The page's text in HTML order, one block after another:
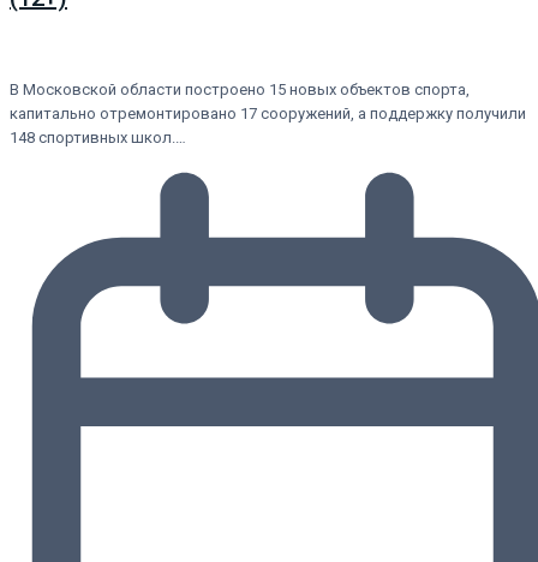
В Московской области построено 15 новых объектов спорта,
капитально отремонтировано 17 сооружений, а поддержку получили
148 спортивных школ.…